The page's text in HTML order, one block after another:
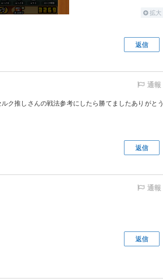
拡大
返信
通報
ク推しさんの戦法参考にしたら勝てましたありがとう
返信
通報
返信